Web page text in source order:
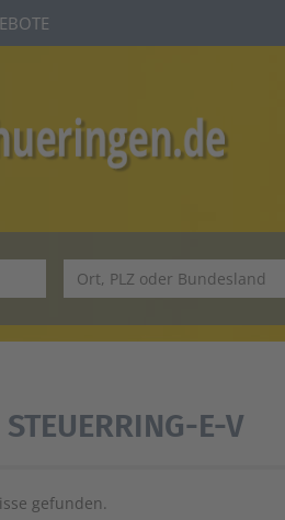
STEUERRING-E-V
gefunden.